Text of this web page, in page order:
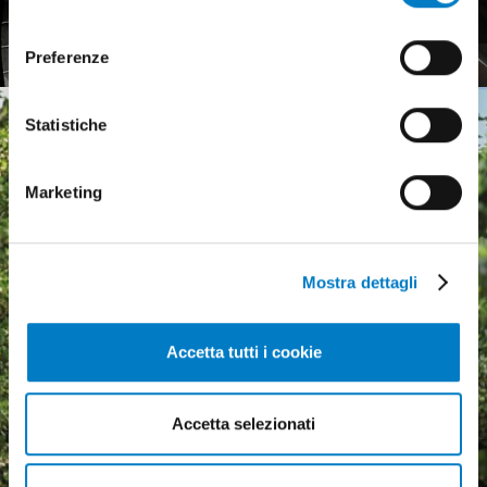
consenso
Preferenze
Statistiche
Marketing
Mostra dettagli
Accetta tutti i cookie
Accetta selezionati
Agricultural machinery, a